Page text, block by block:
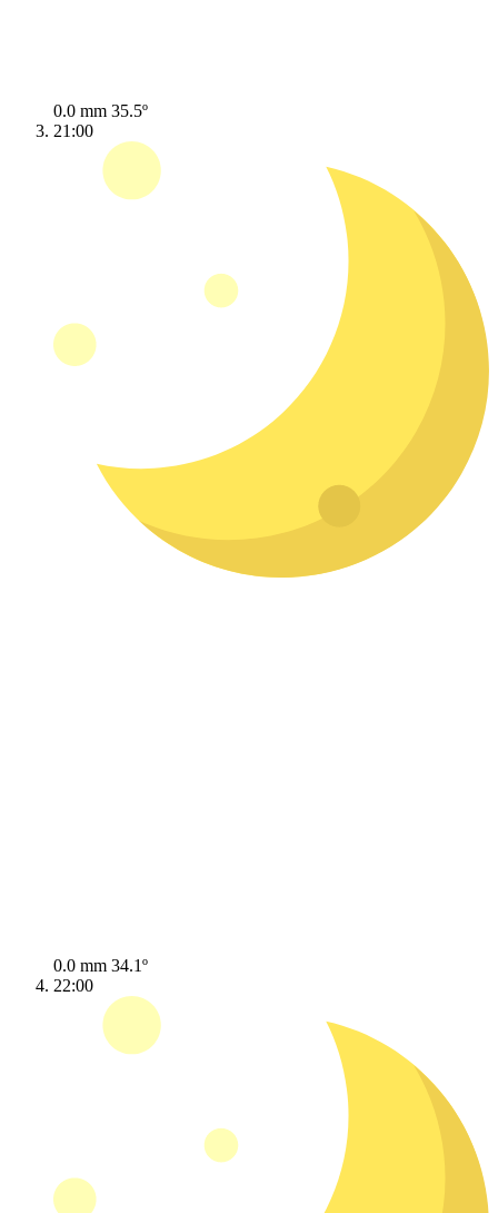
0.0 mm 35.5º
21:00
0.0 mm 34.1º
22:00